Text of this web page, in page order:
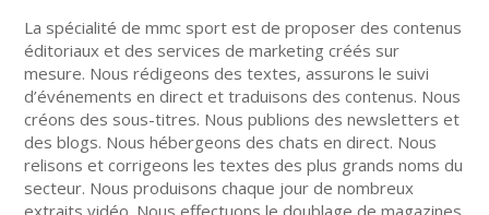
La spécialité de mmc sport est de proposer des contenus
éditoriaux et des services de marketing créés sur
mesure. Nous rédigeons des textes, assurons le suivi
d’événements en direct et traduisons des contenus. Nous
créons des sous-titres. Nous publions des newsletters et
des blogs. Nous hébergeons des chats en direct. Nous
relisons et corrigeons les textes des plus grands noms du
secteur. Nous produisons chaque jour de nombreux
extraits vidéo. Nous effectuons le doublage de magazines